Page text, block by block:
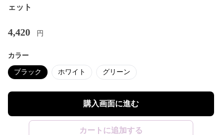
ェット
4,420 円
カラー
ブラック ホワイト グリーン
購入画面に進む
カートに追加する